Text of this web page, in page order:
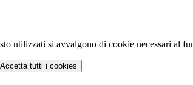
utilizzati si avvalgono di cookie necessari al
Accetta tutti i cookies